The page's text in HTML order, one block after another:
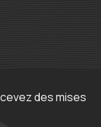
des mises